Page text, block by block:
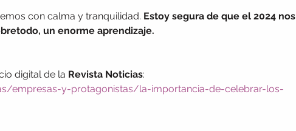
con calma y tranquilidad. Estoy segura de que el 2024 nos
un enorme aprendizaje.
digital de la Revista Noticias:
empresas-y-protagonistas/la-importancia-de-celebrar-los-